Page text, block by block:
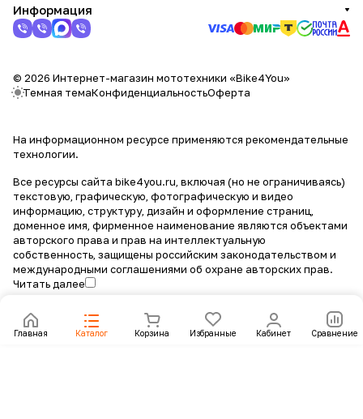
Главная Каталог Корзина Избранные Кабинет Сравнение
Информация
© 2026 Интернет-магазин мототехники «Bike4You»
Темная темаКонфиденциальностьОферта
На информационном ресурсе применяются рекомендательные
технологии.
Все ресурсы сайта bike4you.ru, включая (но не ограничиваясь)
текстовую, графическую, фотографическую и видео
информацию, структуру, дизайн и оформление страниц,
доменное имя, фирменное наименование являются объектами
авторского права и прав на интеллектуальную
собственность, защищены российским законодательством и
международными соглашениями об охране авторских прав.
Читать далее